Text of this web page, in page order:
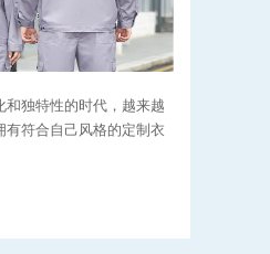
和独特性的时代，越来越
有符合自己风格的定制衣